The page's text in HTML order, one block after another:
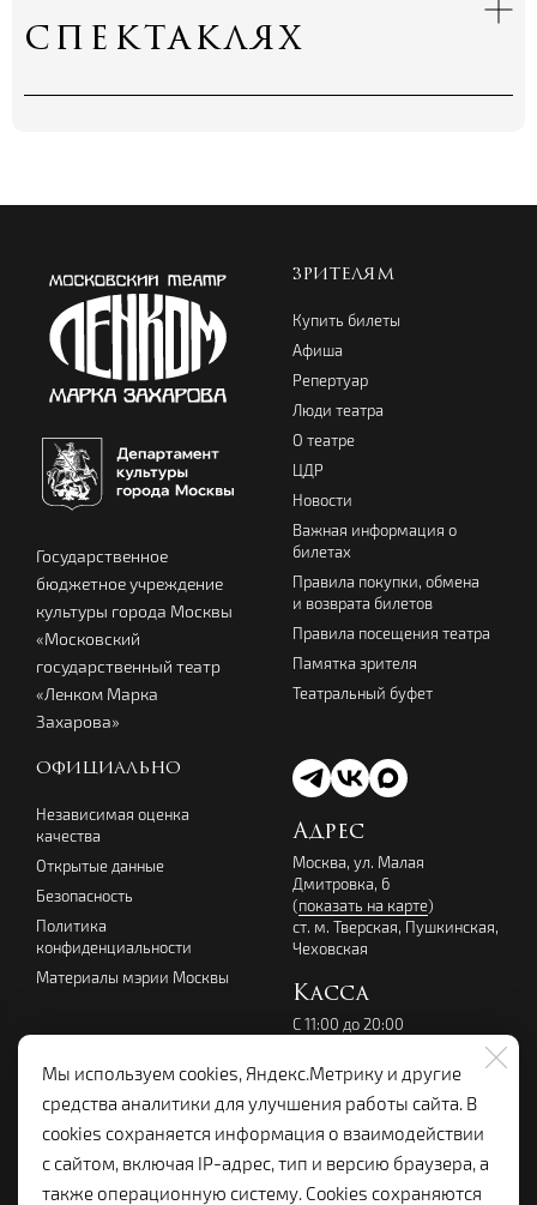
спектаклях
Государственное
бюджетное учреждение
культуры города Москвы
«Московский
государственный театр
«Ленком Марка
Захарова»
ЗРИТЕЛЯМ
Купить билеты
Афиша
Репертуар
Люди театра
О театре
ЦДР
Новости
Важная информация о
билетах
Правила покупки, обмена
и возврата билетов
Правила посещения театра
Памятка зрителя
Театральный буфет
ОФИЦИАЛЬНО
Независимая оценка
качества
Открытые данные
Безопасность
Политика
конфиденциальности
Материалы мэрии Москвы
Адрес
Москва, ул. Малая
Дмитровка, 6
(показать на карте)
ст. м. Тверская, Пушкинская,
Чеховская
Касса
С 11:00 до 20:00
без выходных
+7 (495) 699-07-08
kassalenkom@yandex.ru
Администрация
+7 (495) 699-19-92
Мы используем cookies, Яндекс.Метрику и другие
средства аналитики для улучшения работы сайта. В
cookies сохраняется информация о взаимодействии
с сайтом, включая IP-адрес, тип и версию браузера, а
также операционную систему. Cookies сохраняются